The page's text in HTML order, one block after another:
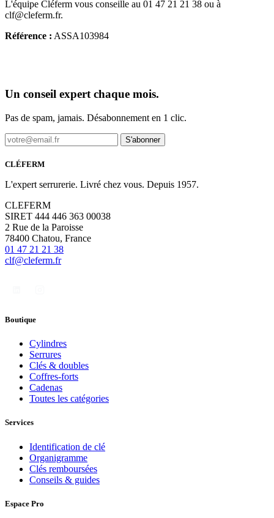
L'équipe Cléferm vous conseille au 01 47 21 21 38 ou à
clf@cleferm.fr.
Référence : ASSA103984
Un conseil expert chaque mois.
Pas de spam, jamais. Désabonnement en 1 clic.
S'abonner
CLÉFERM
L'expert serrurerie. Livré chez vous. Depuis 1957.
CLEFERM
SIRET 444 446 363 00038
2 Rue de la Paroisse
78400 Chatou, France
01 47 21 21 38
clf@cleferm.fr
Boutique
Cylindres
Serrures
Clés & doubles
Coffres-forts
Cadenas
Toutes les catégories
Services
Identification de clé
Organigramme
Clés remboursées
Conseils & guides
Espace Pro